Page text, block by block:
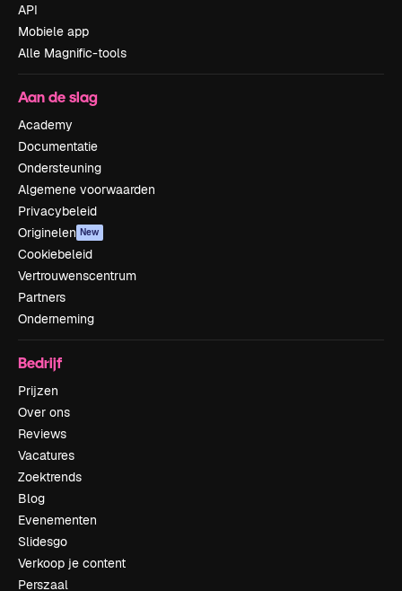
API
Mobiele app
Alle Magnific-tools
Aan de slag
Academy
Documentatie
Ondersteuning
Algemene voorwaarden
Privacybeleid
Originelen New
Cookiebeleid
Vertrouwenscentrum
Partners
Onderneming
Bedrijf
Prijzen
Over ons
Reviews
Vacatures
Zoektrends
Blog
Evenementen
Slidesgo
Verkoop je content
Perszaal